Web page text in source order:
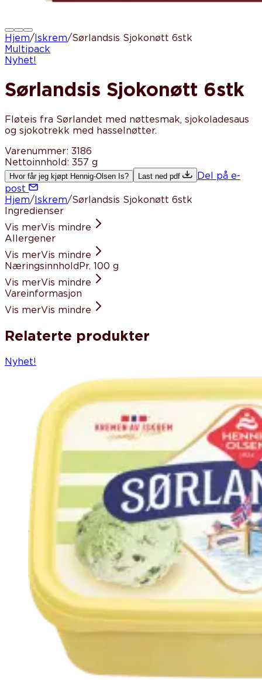
Hjem/Iskrem/Sørlandsis Sjokonøtt 6stk
Multipack
Nyhet!
Sørlandsis Sjokonøtt 6stk
Fløteis fra Sørlandet med nøttesmak, sjokoladesaus
og sjokotrekk med hasselnøtter.
Varenummer: 3186
Nettoinnhold: 357 g
Hvor får jeg kjøpt Hennig-Olsen Is? Last ned pdf
Del på e-
post
Hjem/Iskrem/Sørlandsis Sjokonøtt 6stk
Ingredienser
Vis merVis mindre
Allergener
Vis merVis mindre
NæringsinnholdPr. 100 g
Vis merVis mindre
Vareinformasjon
Vis merVis mindre
Relaterte produkter
Nyhet!